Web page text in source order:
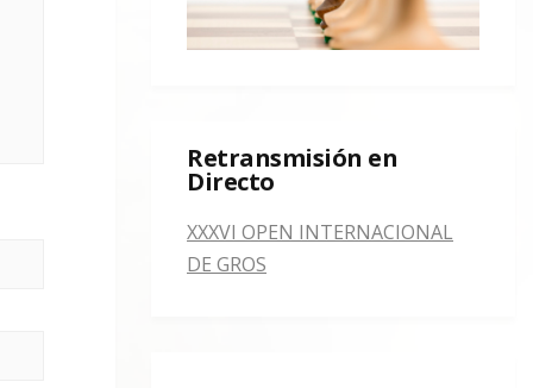
Retransmisión en
Directo
XXXVI OPEN INTERNACIONAL
DE GROS